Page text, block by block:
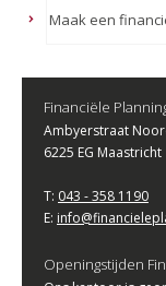
Maak een
Financiële
Ambyerstraat
6225 EG Maastricht
T: 043 - 358 1190
E:
Openingstijden